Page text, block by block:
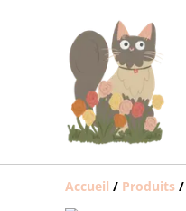
Accueil / Produits /